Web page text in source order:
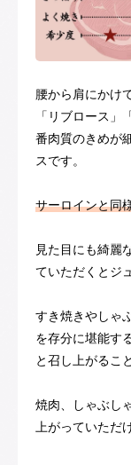
腰から肩にかけ
「リブロース」
番肉質のきめが
スです。
サーロインと同
見た目にも綺麗
ていただくとジ
すき焼きやしゃ
を存分に堪能す
と召し上がるこ
焼肉、しゃぶし
上がっていただ